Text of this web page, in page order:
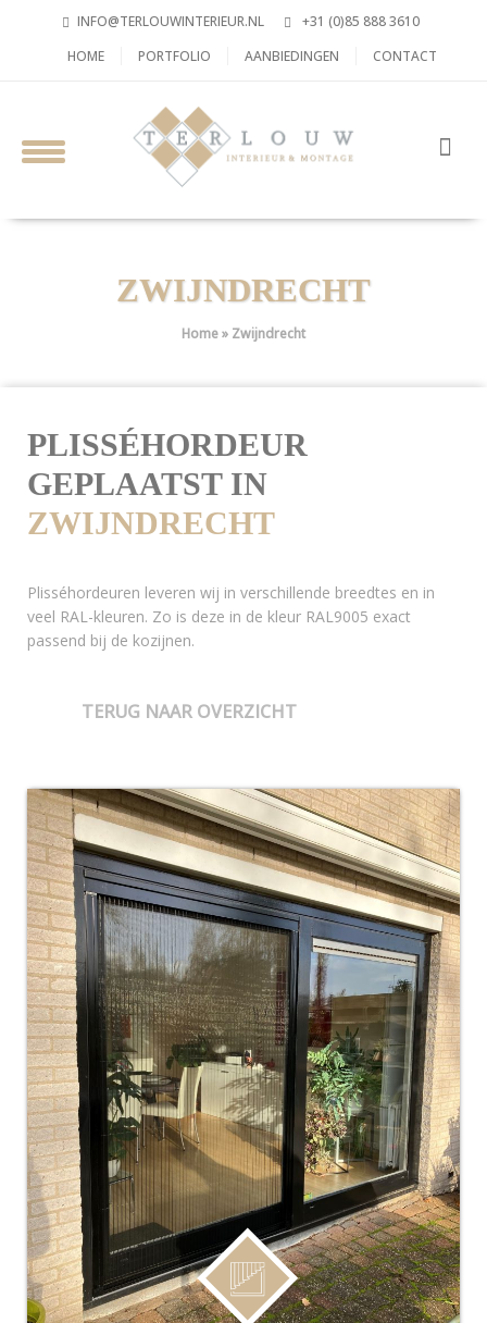
INFO@TERLOUWINTERIEUR.NL
+31 (0)85 888 3610
HOME
PORTFOLIO AANBIEDINGEN CONTACT
ZWIJNDRECHT
Home» Zwijndrecht
PLISSÉHORDEUR
GEPLAATST IN
ZWIJNDRECHT
Plisséhordeuren leveren wij in verschillende breedtes en in
veel RAL-kleuren. Zo is deze in de kleur RAL9005 exact
passend bij de kozijnen.
TERUG NAAR OVERZICHT